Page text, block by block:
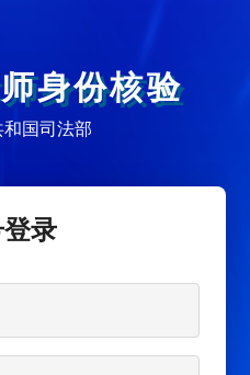
身份核验
国司法部
涉密信息
录